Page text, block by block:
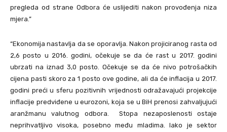
pregleda od strane Odbora će uslijediti nakon provođenja niza
mjera.”
“Ekonomija nastavlja da se oporavlja. Nakon projiciranog rasta od
2,6 posto u 2016. godini, očekuje se da će rast u 2017. godini
ubrzati na iznad 3,0 posto. Očekuje se da će nivo potrošačkih
cijena pasti skoro za 1 posto ove godine, ali da će inflacija u 2017.
godini preći u sferu pozitivnih vrijednosti odražavajući projekcije
inflacije predviđene u eurozoni, koja se u BiH prenosi zahvaljujući
aranžmanu valutnog odbora. Stopa nezaposlenosti ostaje
neprihvatljivo visoka, posebno među mladima. Iako je sektor